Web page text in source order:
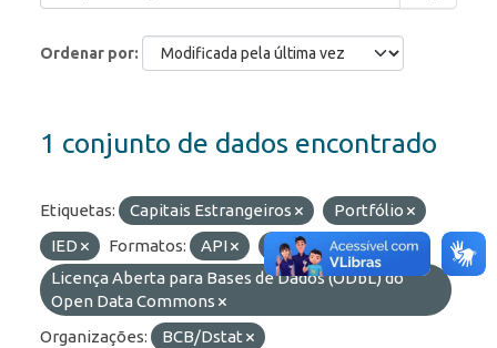
Ordenar por
1 conjunto de dados encontrado
Etiquetas: Capitais Estrangeiros
Portfólio
IED
Formatos: API JSON
Licenças:
Licença Aberta para Bases de Dados (ODbL) do
Open Data Commons
Organizações:
BCB/Dstat